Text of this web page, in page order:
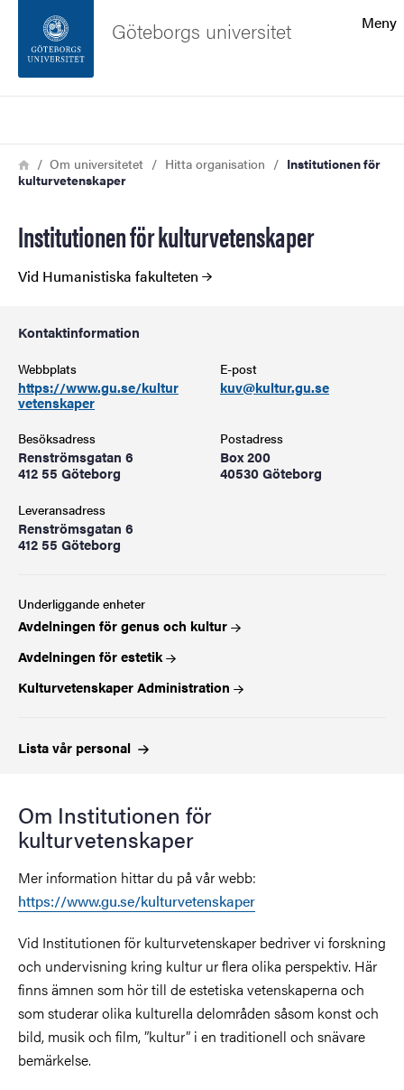
Sidfoten
Om webbplatsen
Meny
Göteborgs universitet
Länkstig
HemOm universitetet Hitta organisation
Institutionen för
kulturvetenskaper
Institutionen för kulturvetenskaper
Vid Humanistiska fakulteten
Kontaktinformation
Webbplats
https://www.gu.se/kultur
vetenskaper
E-post
kuv@kultur.gu.se
Besöksadress
Renströmsgatan 6
412 55 Göteborg
Postadress
Box 200
40530 Göteborg
Leveransadress
Renströmsgatan 6
412 55 Göteborg
Underliggande enheter
Avdelningen för genus och kultur
Avdelningen för estetik
Kulturvetenskaper Administration
Lista vår personal
Om Institutionen för
kulturvetenskaper
Mer information hittar du på vår webb:
https://www.gu.se/kulturvetenskaper
Vid Institutionen för kulturvetenskaper bedriver vi forskning
och undervisning kring kultur ur flera olika perspektiv. Här
finns ämnen som hör till de estetiska vetenskaperna och
som studerar olika kulturella delområden såsom konst och
bild, musik och film, ”kultur” i en traditionell och snävare
bemärkelse.